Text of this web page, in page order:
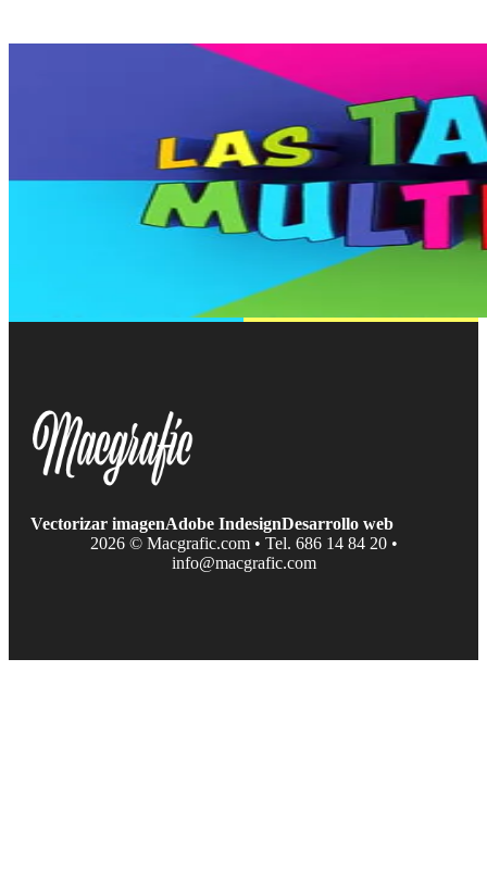
Vectorizar imagenAdobe IndesignDesarrollo web
2026 © Macgrafic.com • Tel. 686 14 84 20 •
info@macgrafic.com